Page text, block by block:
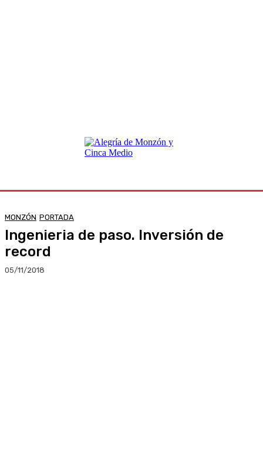
MONZÓN PORTADA
Ingenieria de paso. Inversión de
record
05/11/2018